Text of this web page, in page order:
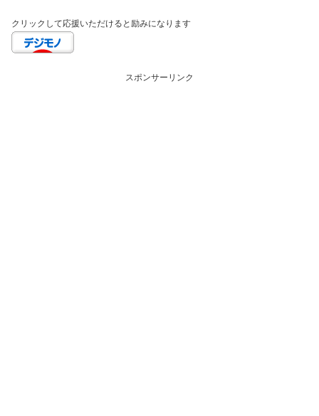
クリックして応援いただけると励みになります
スポンサーリンク